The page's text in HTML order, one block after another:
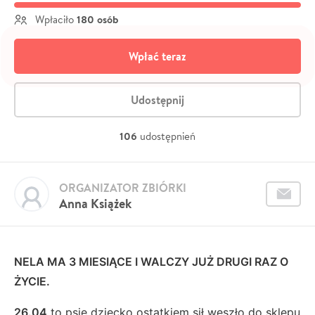
Wpłaciło 180 osób
Wpłać teraz
Udostępnij
106 udostępnień
Anna Książek
ORGANIZATOR ZBIÓRKI
NELA MA 3 MIESIĄCE I WALCZY JUŻ DRUGI RAZ O
ŻYCIE.
26.04 to psie dziecko ostatkiem sił weszło do sklepu